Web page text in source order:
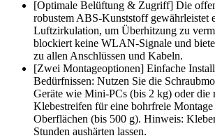
[Optimale Belüftung & Zugriff] Die
robustem ABS-Kunststoff gewährleistet
Luftzirkulation, um Überhitzung zu
blockiert keine WLAN-Signale und
zu allen Anschlüssen und Kabeln.
[Zwei Montageoptionen] Einfache
Bedürfnissen: Nutzen Sie die
Geräte wie Mini-PCs (bis 2 kg) oder die
Klebestreifen für eine bohrfreie Montage
Oberflächen (bis 500 g). Hinweis:
Stunden aushärten lassen.